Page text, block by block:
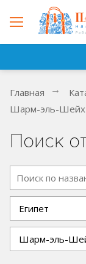
Главная
Шарм-эль-Шейх
Поиск